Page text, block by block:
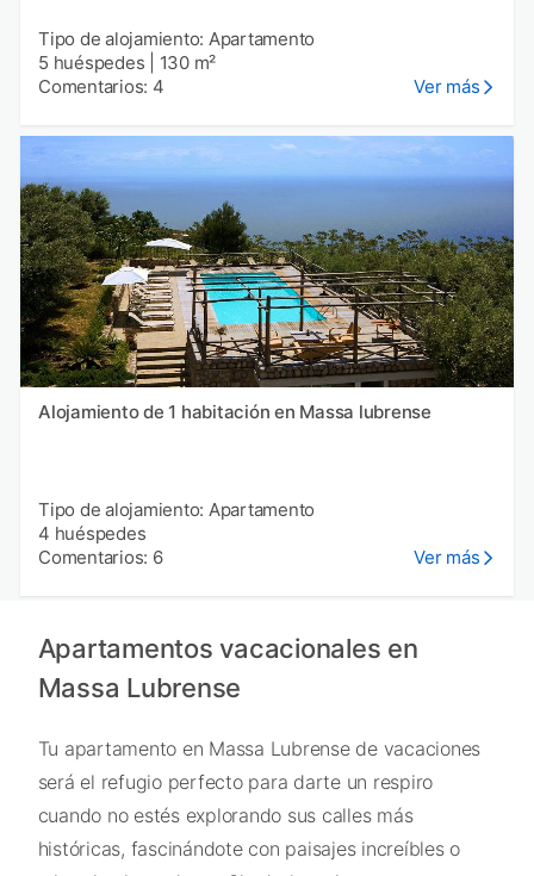
Tipo de alojamiento: Apartamento
5 huéspedes
130 m²
Comentarios: 4
Ver más
Alojamiento de 1 habitación en Massa lubrense
Tipo de alojamiento: Apartamento
4 huéspedes
Comentarios: 6
Ver más
Apartamentos vacacionales en
Massa Lubrense
Tu apartamento en Massa Lubrense de vacaciones
será el refugio perfecto para darte un respiro
cuando no estés explorando sus calles más
históricas, fascinándote con paisajes increíbles o